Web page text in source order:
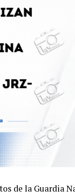
de la Guardia